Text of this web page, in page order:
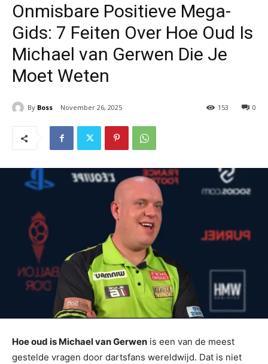
Onmisbare Positieve Mega-
Gids: 7 Feiten Over Hoe Oud Is
Michael van Gerwen Die Je
Moet Weten
By Boss November 26, 2025 0
153
Hoe oud is Michael van Gerwen is een van de meest
gestelde vragen door dartsfans wereldwijd. Dat is niet